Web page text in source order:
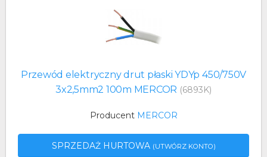
Przewód elektryczny drut płaski YDYp 450/750V
3x2,5mm2 100m MERCOR (6893K)
Producent MERCOR
SPRZEDAŻ HURTOWA (UTWÓRZ KONTO)